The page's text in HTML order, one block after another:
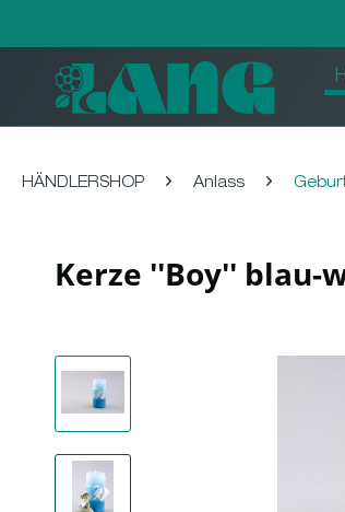
HÄNDLERSHOP Anlass
Kerze ''Boy'' blau-